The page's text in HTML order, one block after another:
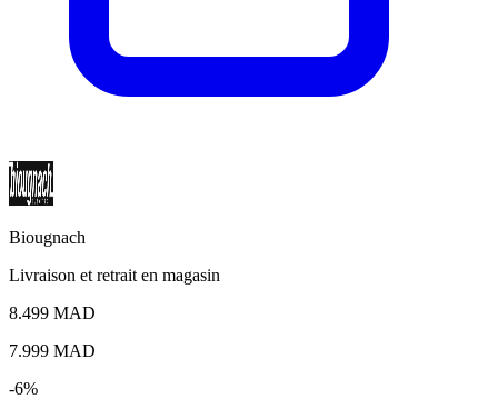
Biougnach
Livraison et retrait en magasin
8.499 MAD
7.999 MAD
-6%